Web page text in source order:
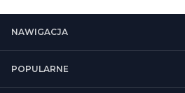
NAWIGACJA
POPULARNE